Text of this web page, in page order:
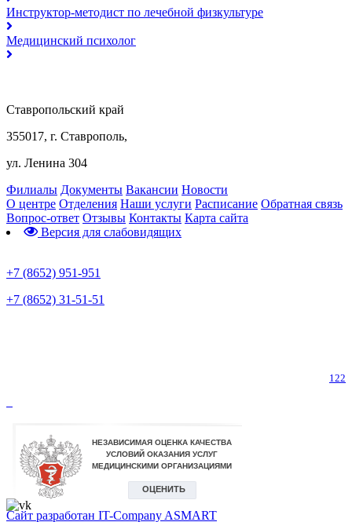
Инструктор-методист по лечебной физкультуре
Медицинский психолог
Ставропольский край
355017, г. Ставрополь,
ул. Ленина 304
Филиалы Документы Вакансии Новости
О центре Отделения Наши услуги Расписание Обратная связь
Вопрос-ответ Отзывы Контакты Карта сайта
Версия для слабовидящих
+7 (8652) 951-951
+7 (8652) 31-51-51
122
Сайт разработан IT-Company ASMART